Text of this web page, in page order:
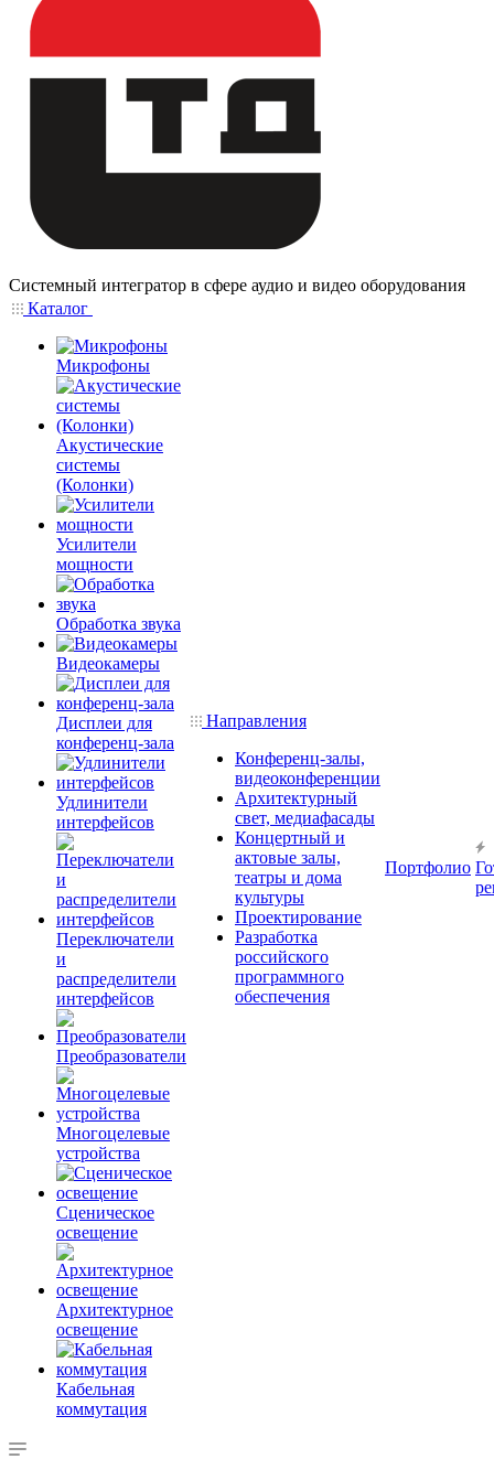
Системный интегратор в сфере аудио и видео оборудования
Каталог
Микрофоны
Акустические
системы
(Колонки)
Усилители
мощности
Обработка звука
Видеокамеры
Дисплеи для
конференц-зала
Удлинители
интерфейсов
Переключатели
и
распределители
интерфейсов
Преобразователи
Многоцелевые
устройства
Сценическое
освещение
Архитектурное
освещение
Кабельная
коммутация
Направления
Конференц-залы,
видеоконференции
Архитектурный
свет, медиафасады
Концертный и
актовые залы,
театры и дома
культуры
Проектирование
Разработка
российского
программного
обеспечения
Портфолио